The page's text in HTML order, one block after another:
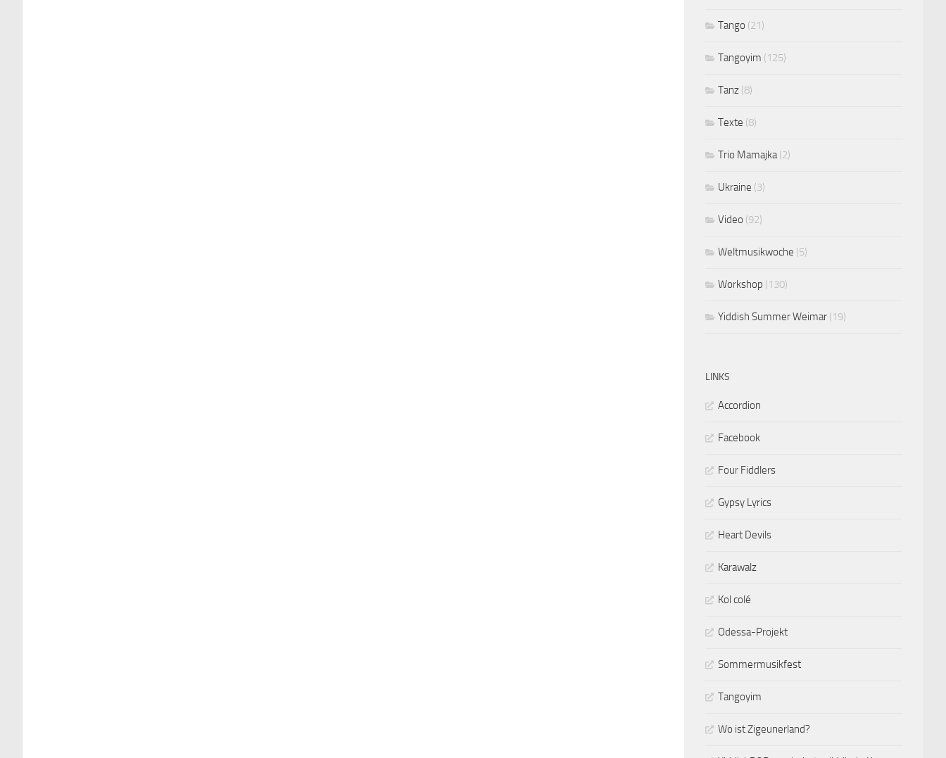
Tango (21)
Tangoyim (125)
Tanz (8)
Texte (8)
Trio Mamajka (2)
Ukraine (3)
Video (92)
Weltmusikwoche (5)
Workshop (130)
Yiddish Summer Weimar (19)
LINKS
Accordion
Facebook
Four Fiddlers
Gypsy Lyrics
Heart Devils
Karawalz
Kol colé
Odessa-Projekt
Sommermusikfest
Tangoyim
Wo ist Zigeunerland?